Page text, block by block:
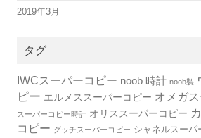
2019年3月
タグ
IWCスーパーコピー noob 時計 noob製
ピー エルメススーパーコピー オメガ
スーパーコピー時計 オリススーパーコピー
コピー グッチスーパーコピー シャネルスーパ